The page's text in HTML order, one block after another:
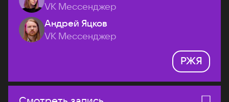
VK Мессенджер
Андрей Яцков
VK Мессенджер
РЖЯ